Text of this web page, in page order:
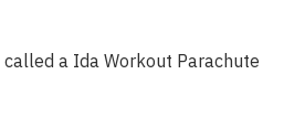
a Ida Workout Parachute